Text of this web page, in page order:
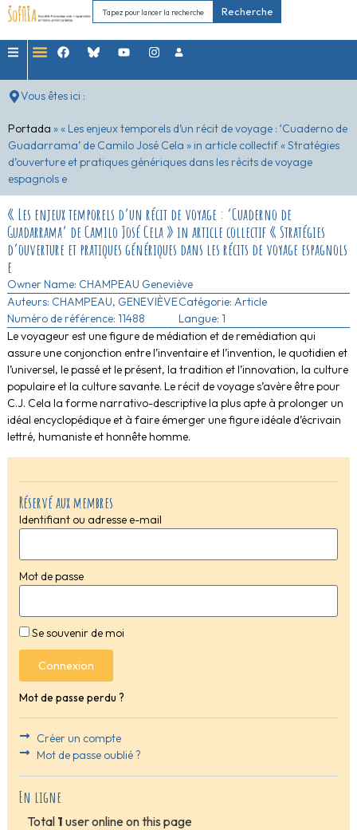
Recherche
Vous êtes ici :
Portada »« Les enjeux temporels d’un récit de voyage : ‘Cuaderno de
Guadarrama’ de Camilo José Cela » in article collectif « Stratégies
d’ouverture et pratiques génériques dans les récits de voyage
espagnols e
Réservé aux membres
Identifiant ou adresse e-mail
Mot de passe
Se souvenir de moi
Connexion
Mot de passe perdu ?
Créer un compte
Mot de passe oublié ?
En ligne
Total 1 user online on this page
« Les enjeux temporels d’un récit de voyage : ‘Cuaderno de
Guadarrama’ de Camilo José Cela » in article collectif « Stratégies
d’ouverture et pratiques génériques dans les récits de voyage espagnols
e
Owner Name: CHAMPEAU Geneviève
Auteurs: CHAMPEAU, GENEVIÈVE
Numéro de référence: 11488
Catégorie: Article
Langue: 1
Le voyageur est une figure de médiation et de remédiation qui
assure une conjonction entre l’inventaire et l’invention, le quotidien et
l’universel, le passé et le présent, la tradition et l’innovation, la culture
populaire et la culture savante. Le récit de voyage s’avère être pour
C.J. Cela la forme narrativo-descriptive la plus apte à prolonger un
idéal encyclopédique et à faire émerger une figure idéale d’écrivain
lettré, humaniste et honnête homme.